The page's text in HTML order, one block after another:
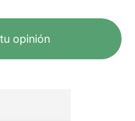
opinión